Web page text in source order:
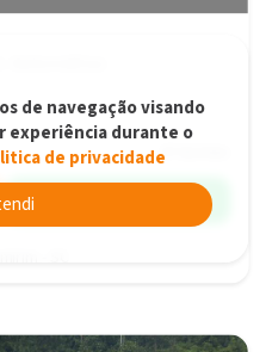
47.614 km
de navegação visando
experiência durante o
de privacidade